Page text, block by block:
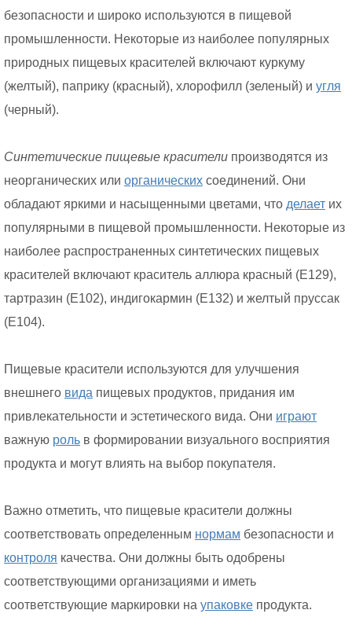
безопасности и широко используются в пищевой
промышленности. Некоторые из наиболее популярных
природных пищевых красителей включают куркуму
(желтый), паприку (красный), хлорофилл (зеленый) и угля
(черный).
Синтетические пищевые красители производятся из
неорганических или органических соединений. Они
обладают яркими и насыщенными цветами, что делает их
популярными в пищевой промышленности. Некоторые из
наиболее распространенных синтетических пищевых
красителей включают краситель аллюра красный (E129),
тартразин (E102), индигокармин (E132) и желтый пруссак
(E104).
Пищевые красители используются для улучшения
внешнего вида пищевых продуктов, придания им
привлекательности и эстетического вида. Они играют
важную роль в формировании визуального восприятия
продукта и могут влиять на выбор покупателя.
Важно отметить, что пищевые красители должны
соответствовать определенным нормам безопасности и
контроля качества. Они должны быть одобрены
соответствующими организациями и иметь
соответствующие маркировки на упаковке продукта.